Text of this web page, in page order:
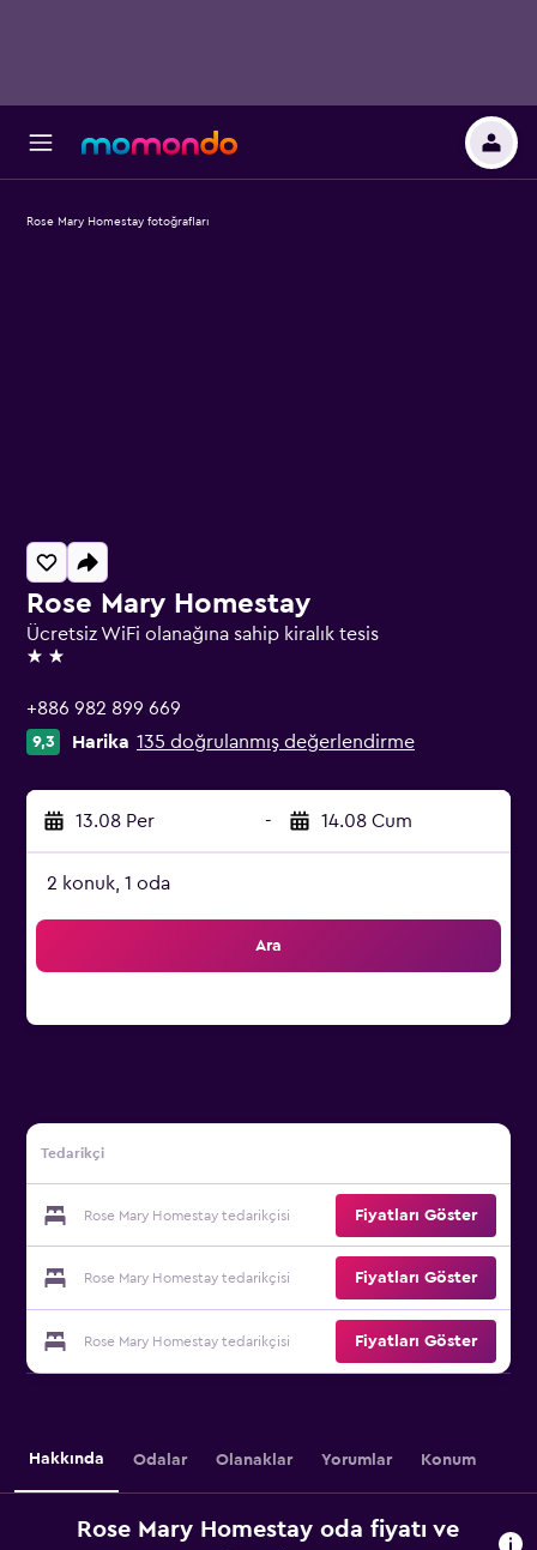
Rose Mary Homestay
Ücretsiz WiFi olanağına sahip kiralık tesis
2 yıldız
+886 982 899 669
9,3 Harika 135 doğrulanmış değerlendirme
13.08 Per - 14.08 Cum
2 konuk, 1 oda
Ara
Tedarikçi
Rose Mary Homestay tedarikçisi Fiyatları Göster
Rose Mary Homestay tedarikçisi Fiyatları Göster
Rose Mary Homestay tedarikçisi Fiyatları Göster
Rose Mary Homestay fotoğrafları
Hakkında Odalar Olanaklar Yorumlar Konum
Rose Mary Homestay oda fiyatı ve